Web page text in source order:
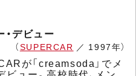
デビュー
（SUPERCAR ／ 1997年）
が「creamsoda」でメ